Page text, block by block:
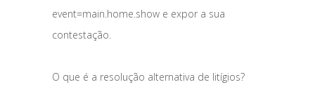
event=main.home.show e expor a sua
contestação.
O que é a resolução alternativa de litígios?